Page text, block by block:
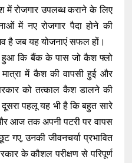
में रोजगार उपलब्ध कराने के लिए
में नए रोजगार पैदा होने की
है जब यह योजनाएं सफल हों।
हुआ कि बैंक के पास जो कैश फ्लो
में कैश की वापसी हुई और
को तत्काल कैश डालने की
पहलू यह भी है कि बहुत सारे
आज तक अपनी पटरी पर वापस
गए, उनकी जीवनचर्या प्रभावित
के कौशल परीक्षण से परिपूर्ण